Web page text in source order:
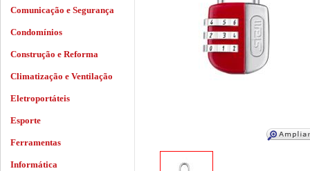
Comunicação e Segurança
Condomínios
Construção e Reforma
Climatização e Ventilação
Eletroportáteis
Esporte
Ferramentas
Informática